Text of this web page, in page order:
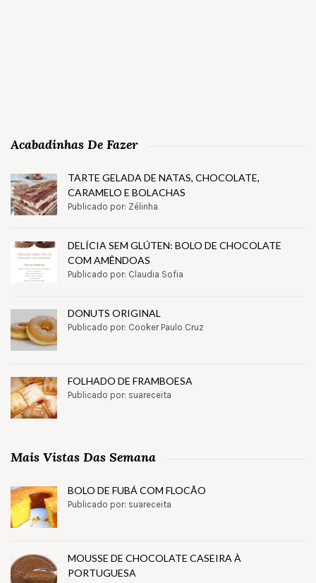
Acabadinhas De Fazer
TARTE GELADA DE NATAS, CHOCOLATE,
CARAMELO E BOLACHAS
Publicado por: Zélinha
DELÍCIA SEM GLÚTEN: BOLO DE CHOCOLATE
COM AMÊNDOAS
Publicado por: Claudia Sofia
DONUTS ORIGINAL
Publicado por: Cooker Paulo Cruz
FOLHADO DE FRAMBOESA
Publicado por: suareceita
Mais Vistas Das Semana
BOLO DE FUBÁ COM FLOCÃO
Publicado por: suareceita
MOUSSE DE CHOCOLATE CASEIRA À
PORTUGUESA